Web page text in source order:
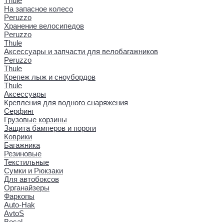
На запасное колесо
Peruzzo
Хранение велосипедов
Peruzzo
Thule
Аксессуары и запчасти для велобагажников
Peruzzo
Thule
Крепеж лыж и сноубордов
Thule
Аксессуары
Крепления для водного снаряжения
Серфинг
Грузовые корзины
Защита бамперов и пороги
Коврики
Багажника
Резиновые
Текстильные
Сумки и Рюкзаки
Для автобоксов
Органайзеры
Фаркопы
Auto-Hak
AvtoS